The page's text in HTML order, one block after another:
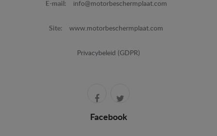
E-mail: info@motorbeschermplaat.com
Site: www.motorbeschermplaat.com
Privacybeleid (GDPR)
Facebook